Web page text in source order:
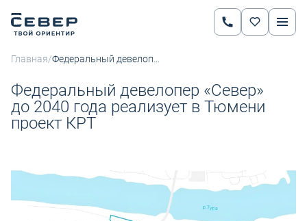
Главная/ Федеральный девелопер «Север»
Федеральный девелопер «Север»
до 2040 года реализует в Тюмени
проект КРТ